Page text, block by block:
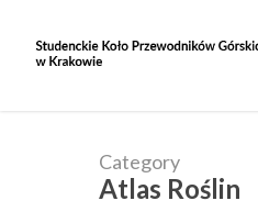
main
Category
Atlas Roślin